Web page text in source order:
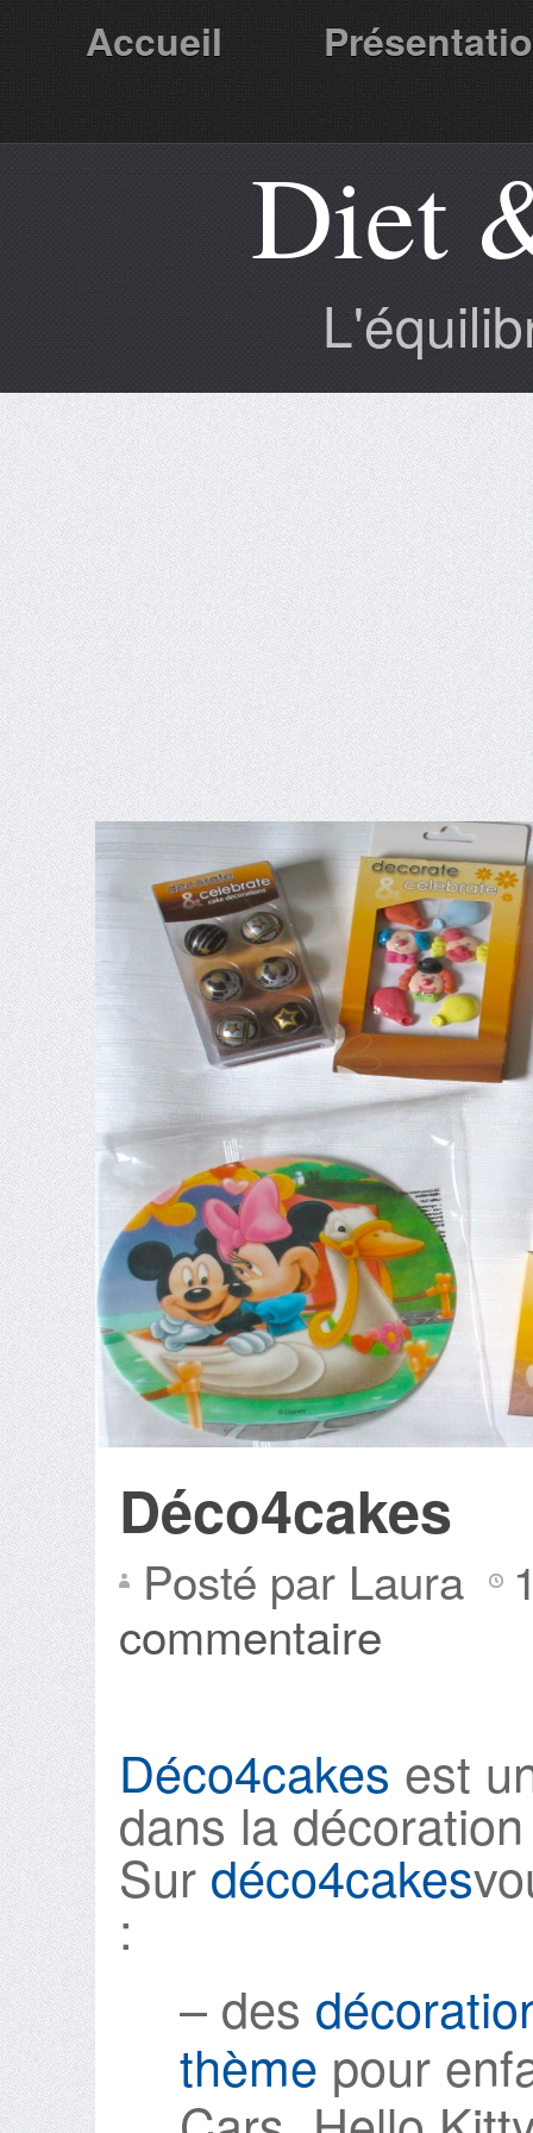
Accueil
Partenaires Diet
Déco4cakes
Posté par Laura
commentaire
Déco4cakes est
dans la
Sur déco4cakes
:
– des
thème pour